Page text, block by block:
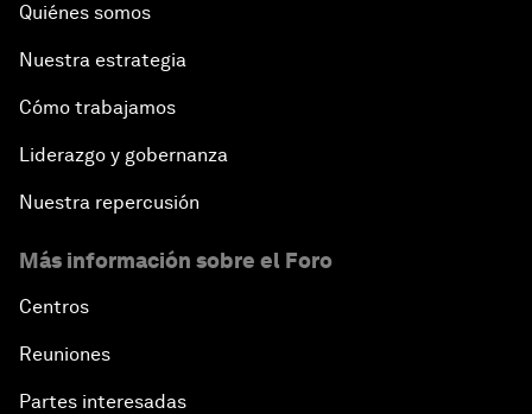
Quiénes somos
Nuestra estrategia
Cómo trabajamos
Liderazgo y gobernanza
Nuestra repercusión
Más información sobre el Foro
Centros
Reuniones
Partes interesadas